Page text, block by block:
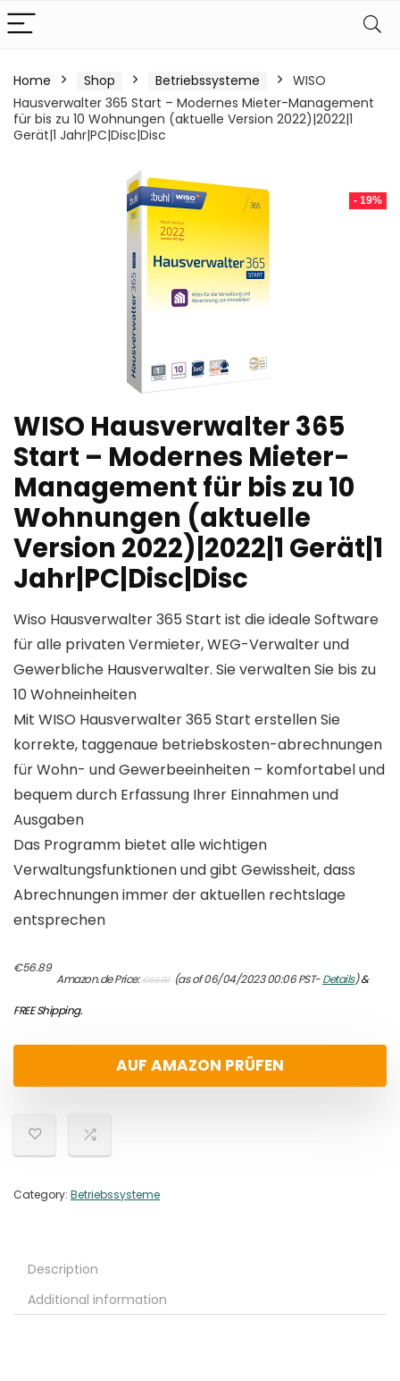
Home Shop Betriebssysteme
WISO
Hausverwalter 365 Start – Modernes Mieter-Management
für bis zu 10 Wohnungen (aktuelle Version 2022)|2022|1
Gerät|1 Jahr|PC|Disc|Disc
- 19%
WISO Hausverwalter 365
Start – Modernes Mieter-
Management für bis zu 10
Wohnungen (aktuelle
Version 2022)|2022|1 Gerät|1
Jahr|PC|Disc|Disc
Wiso Hausverwalter 365 Start ist die ideale Software
für alle privaten Vermieter, WEG-Verwalter und
Gewerbliche Hausverwalter. Sie verwalten Sie bis zu
10 Wohneinheiten
Mit WISO Hausverwalter 365 Start erstellen Sie
korrekte, taggenaue betriebskosten-abrechnungen
für Wohn- und Gewerbeeinheiten – komfortabel und
bequem durch Erfassung Ihrer Einnahmen und
Ausgaben
Das Programm bietet alle wichtigen
Verwaltungsfunktionen und gibt Gewissheit, dass
Abrechnungen immer der aktuellen rechtslage
entsprechen
Amazon.de Price:€69.99 price
€56.89
price
(as of 06/04/2023 00:06 PST-Details)&
FREE Shipping.
AUF AMAZON PRÜFEN
Category: Betriebssysteme
Description
Additional information